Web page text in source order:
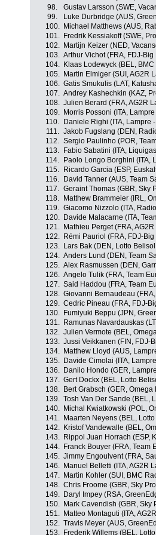
98.
Gustav Larsson (SWE,
99.
Luke Durbridge (AUS,
100.
Michael Matthews (AUS,
101.
Fredrik Kessiakoff (SWE,
102.
Martijn Keizer (NED,
103. Arthur Vichot (FRA, FDJ-Big
104.
Klaas Lodewyck (BEL,
105.
Martin Elmiger (SUI, AG2R
106. Gatis Smukulis (LAT,
107. Andrey Kashechkin (KAZ,
108. Julien Berard (FRA, AG2R
109.
Morris Possoni (ITA,
110.
Daniele Righi (ITA, Lampre
111. Jakob Fugslang (DEN,
112. Sergio Paulinho (POR,
113.
Fabio Sabatini (ITA,
114.
Paolo Longo Borghini (ITA,
115.
Ricardo Garcia (ESP,
116.
David Tanner (AUS, Team
117. Geraint Thomas (GBR, Sky
118.
Matthew Brammeier (IRL,
119. Giacomo Nizzolo (ITA,
120.
Davide Malacarne (ITA,
121.
Mathieu Perget (FRA,
122.
Rémi Pauriol (FRA, FDJ-Big
123.
Lars Bak (DEN, Lotto
124. Anders Lund (DEN, Team
125. Alex Rasmussen (DEN,
126. Angelo Tulik (FRA, Team
127. Said Haddou (FRA, Team
128. Giovanni Bernaudeau
129. Cedric Pineau (FRA, FDJ-
130.
Fumiyuki Beppu (JPN,
131.
Ramunas Navardauskas
132. Julien Vermote (BEL,
133. Jussi Veikkanen (FIN, FDJ-
134.
Matthew Lloyd (AUS,
135.
Davide Cimolai (ITA,
136.
Danilo Hondo (GER,
137. Gert Dockx (BEL, Lotto
138.
Bert Grabsch (GER,
139. Tosh Van Der Sande (BEL,
140.
Michal Kwiatkowski (POL,
141.
Maarten Neyens (BEL,
142.
Kristof Vandewalle (BEL,
143.
Rippol Juan Horrach (ESP,
144.
Franck Bouyer (FRA, Team
145. Jimmy Engoulvent (FRA,
146.
Manuel Belletti (ITA, AG2R
147.
Martin Kohler (SUI, BMC
148. Chris Froome (GBR, Sky
149.
Daryl Impey (RSA,
150.
Mark Cavendish (GBR, Sky
151.
Matteo Montaguti (ITA,
152. Travis Meyer (AUS,
153.
Frederik Willems (BEL,